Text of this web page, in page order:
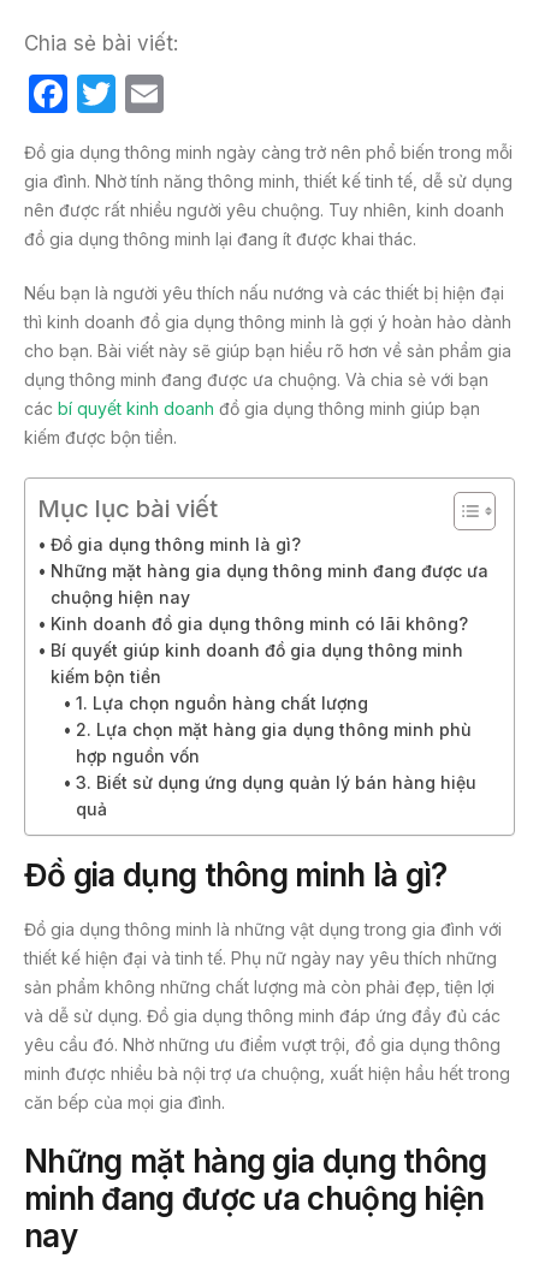
Chia sẻ bài viết:
F
c
e
b
o
o
k
T
itt
er
ail
Đồ gia dụng thông minh ngày càng trở nên phổ biến trong mỗi
gia đình. Nhờ tính năng thông minh, thiết kế tinh tế, dễ sử dụng
nên được rất nhiều người yêu chuộng. Tuy nhiên, kinh doanh
đồ gia dụng thông minh lại đang ít được khai thác.
Nếu bạn là người yêu thích nấu nướng và các thiết bị hiện đại
thì kinh doanh đồ gia dụng thông minh là gợi ý hoàn hảo dành
cho bạn. Bài viết này sẽ giúp bạn hiểu rõ hơn về sản phẩm gia
dụng thông minh đang được ưa chuộng. Và chia sẻ với bạn
các bí quyết kinh doanh đồ gia dụng thông minh giúp bạn
kiếm được bộn tiền.
Mục lục bài viết
Đồ gia dụng thông minh là gì?
Những mặt hàng gia dụng thông minh đang được ưa
chuộng hiện nay
Kinh doanh đồ gia dụng thông minh có lãi không?
Bí quyết giúp kinh doanh đồ gia dụng thông minh
kiếm bộn tiền
1. Lựa chọn nguồn hàng chất lượng
2. Lựa chọn mặt hàng gia dụng thông minh phù
hợp nguồn vốn
3. Biết sử dụng ứng dụng quản lý bán hàng hiệu
quả
Đồ gia dụng thông minh là gì?
Đồ gia dụng thông minh là những vật dụng trong gia đình với
thiết kế hiện đại và tinh tế. Phụ nữ ngày nay yêu thích những
sản phẩm không những chất lượng mà còn phải đẹp, tiện lợi
và dễ sử dụng. Đồ gia dụng thông minh đáp ứng đầy đủ các
yêu cầu đó. Nhờ những ưu điểm vượt trội, đồ gia dụng thông
minh được nhiều bà nội trợ ưa chuộng, xuất hiện hầu hết trong
căn bếp của mọi gia đình.
Những mặt hàng gia dụng thông
minh đang được ưa chuộng hiện
nay